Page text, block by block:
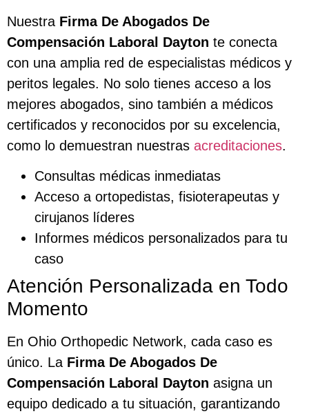
Nuestra Firma De Abogados De
Compensación Laboral Dayton te conecta
con una amplia red de especialistas médicos y
peritos legales. No solo tienes acceso a los
mejores abogados, sino también a médicos
certificados y reconocidos por su excelencia,
como lo demuestran nuestras acreditaciones.
Consultas médicas inmediatas
Acceso a ortopedistas, fisioterapeutas y
cirujanos líderes
Informes médicos personalizados para tu
caso
Atención Personalizada en Todo
Momento
En Ohio Orthopedic Network, cada caso es
único. La Firma De Abogados De
Compensación Laboral Dayton asigna un
equipo dedicado a tu situación, garantizando